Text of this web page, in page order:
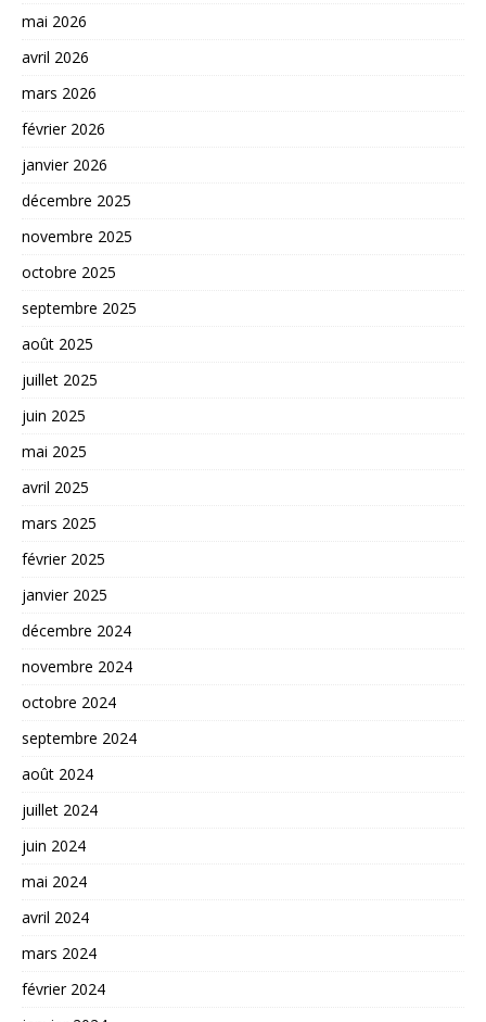
mai 2026
avril 2026
mars 2026
février 2026
janvier 2026
décembre 2025
novembre 2025
octobre 2025
septembre 2025
août 2025
juillet 2025
juin 2025
mai 2025
avril 2025
mars 2025
février 2025
janvier 2025
décembre 2024
novembre 2024
octobre 2024
septembre 2024
août 2024
juillet 2024
juin 2024
mai 2024
avril 2024
mars 2024
février 2024